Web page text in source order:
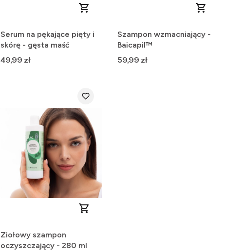
Serum na pękające pięty i
skórę - gęsta maść
Cena
49,99 zł
Szampon wzmacniający -
Baicapil™
Cena
59,99 zł
Ziołowy szampon
oczyszczający - 280 ml